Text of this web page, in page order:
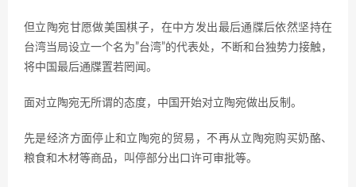
但立陶宛甘愿做美国棋子，在中方发出最后通牒后依然坚持在
台湾当局设立一个名为”台湾”的代表处，不断和台独势力接触，
将中国最后通牒置若罔闻。
面对立陶宛无所谓的态度，中国开始对立陶宛做出反制。
先是经济方面停止和立陶宛的贸易，不再从立陶宛购买奶酪、
粮食和木材等商品，叫停部分出口许可审批等。